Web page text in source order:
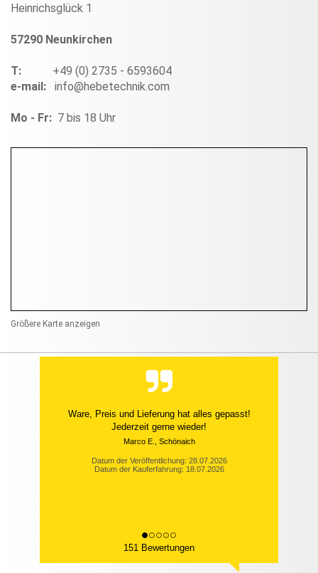
Heinrichsglück 1
57290 Neunkirchen
T: +49 (0) 2735 - 6593604
e-mail: info@hebetechnik.com
Mo - Fr: 7 bis 18 Uhr
Größere Karte anzeigen
Ware, Preis und Lieferung hat alles gepasst!
Jederzeit gerne wieder!
Marco E., Schönaich
Datum der Veröffentlichung: 28.07.2026
Datum der Kauferfahrung: 18.07.2026
151 Bewertungen